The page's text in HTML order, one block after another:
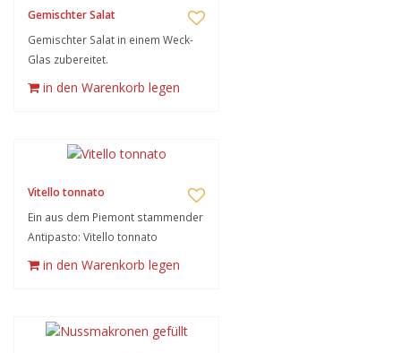
Gemischter Salat
Gemischter Salat in einem Weck-
Glas zubereitet.
in den Warenkorb legen
Vitello tonnato
Ein aus dem Piemont stammender
Antipasto: Vitello tonnato
in den Warenkorb legen